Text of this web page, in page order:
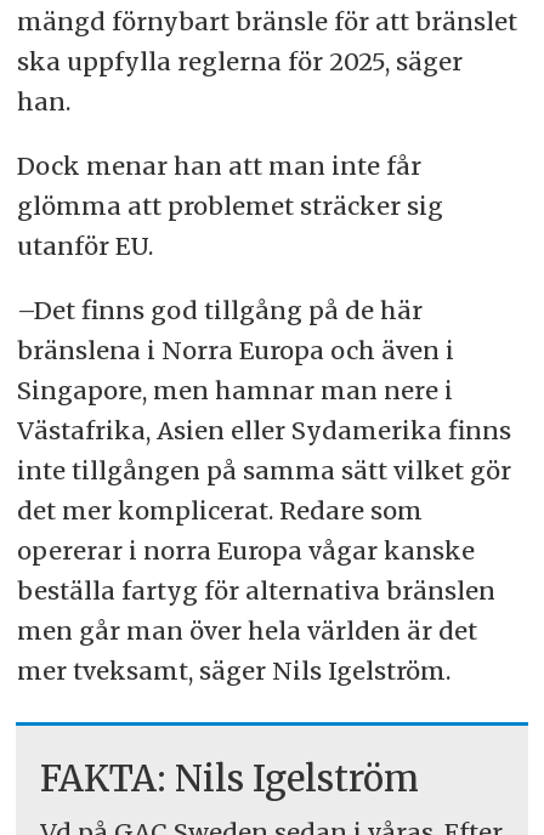
mängd förnybart bränsle för att bränslet
ska uppfylla reglerna för 2025, säger
han.
Dock menar han att man inte får
glömma att problemet sträcker sig
utanför EU.
–Det finns god tillgång på de här
bränslena i Norra Europa och även i
Singapore, men hamnar man nere i
Västafrika, Asien eller Sydamerika finns
inte tillgången på samma sätt vilket gör
det mer komplicerat. Redare som
opererar i norra Europa vågar kanske
beställa fartyg för alternativa bränslen
men går man över hela världen är det
mer tveksamt, säger Nils Igelström.
FAKTA: Nils Igelström